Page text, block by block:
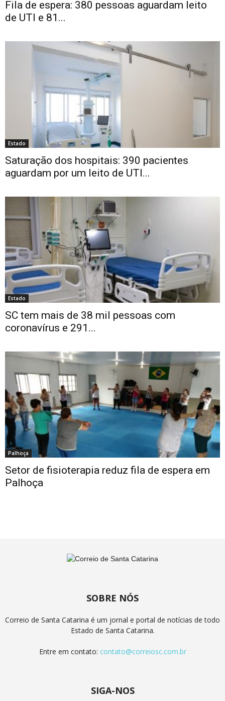
Fila de espera: 380 pessoas aguardam leito
de UTI e 81...
Estado
Saturação dos hospitais: 390 pacientes
aguardam por um leito de UTI...
Estado
SC tem mais de 38 mil pessoas com
coronavírus e 291...
Palhoça
Setor de fisioterapia reduz fila de espera em
Palhoça
SOBRE NÓS
Correio de Santa Catarina é um jornal e portal de notícias de todo
Estado de Santa Catarina.
Entre em contato: contato@correiosc.com.br
SIGA-NOS